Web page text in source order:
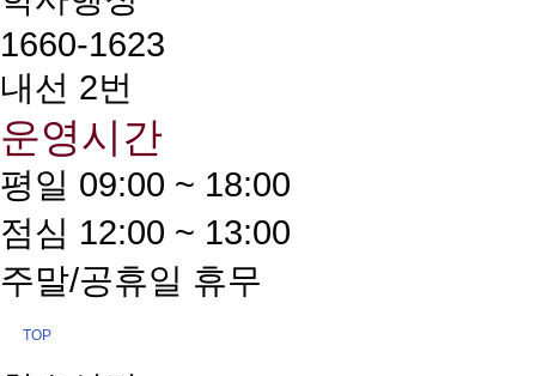
1660-1623
내선 2번
운영시간
평일 09:00 ~ 18:00
점심 12:00 ~ 13:00
주말/공휴일 휴무
TOP